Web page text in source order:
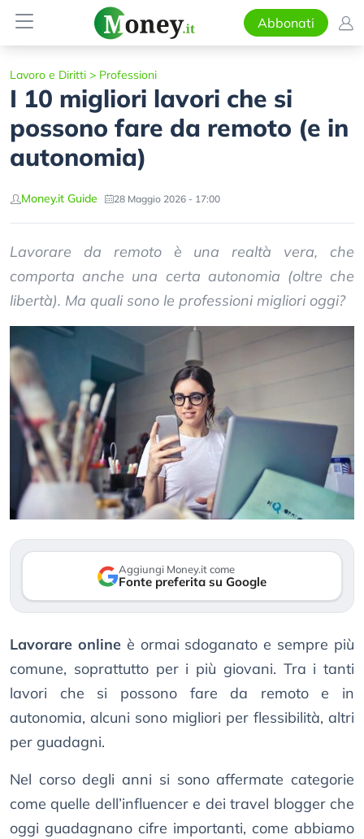
Abbonati
Lavoro e Diritti > Professioni
I 10 migliori lavori che si
possono fare da remoto (e in
autonomia)
Money.it Guide 28 Maggio 2026 - 17:00
Lavorare da remoto è una realtà vera, che
comporta anche una certa autonomia (oltre che
libertà). Ma quali sono le professioni migliori oggi?
Aggiungi Money.it come
Fonte preferita su Google
Lavorare onlineè ormai sdoganato e sempre più
comune, soprattutto per i più giovani. Tra i tanti
lavori che si possono fare da remoto e in
autonomia, alcuni sono migliori per flessibilità, altri
per guadagni.
Nel corso degli anni si sono affermate categorie
come quelle dell’influencer e dei travel blogger che
oggi guadagnano cifre importanti, come abbiamo